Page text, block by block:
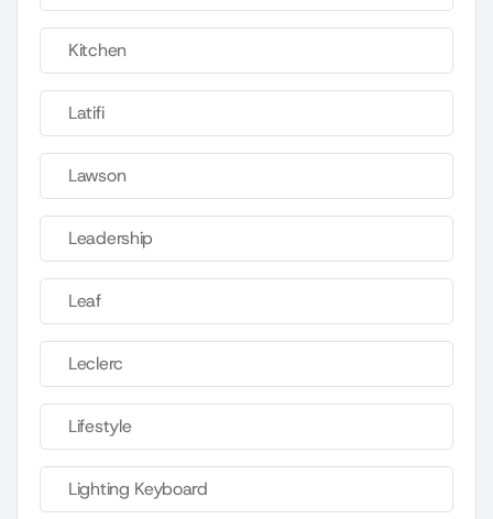
Kitchen
Latifi
Lawson
Leadership
Leaf
Leclerc
Lifestyle
Lighting Keyboard